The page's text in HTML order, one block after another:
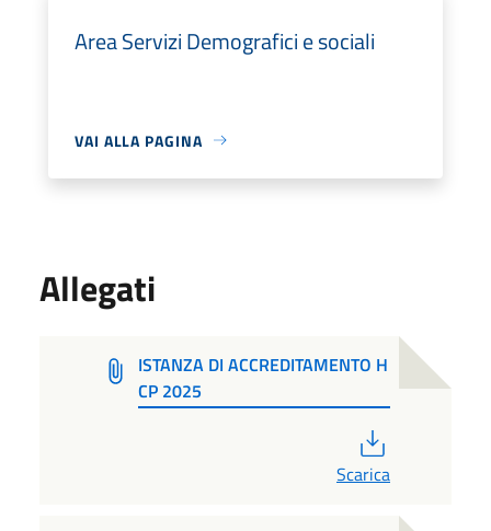
Area Servizi Demografici e sociali
VAI ALLA PAGINA
Allegati
ISTANZA DI ACCREDITAMENTO H
CP 2025
Scarica